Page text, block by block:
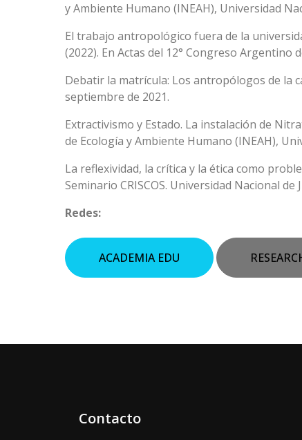
y Ambiente Humano (INEAH), Universidad
El trabajo antropológico fuera de la
(2022). En Actas del 12° Congreso
Debatir la matrícula: Los antropólogos de la
septiembre de 2021.
Extractivismo y Estado. La instalación de
de Ecología y Ambiente Humano (INEAH),
La reflexividad, la crítica y la ética como
Seminario CRISCOS. Universidad Nacional de
Redes:
ACADEMIA EDU
Contacto